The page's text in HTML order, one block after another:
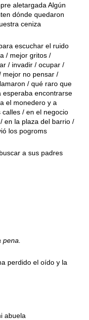
aletargada Algún
dónde quedaron
ceniza
escuchar el ruido
/ mejor gritos /
/ invadir / ocupar /
mejor no pensar /
/ qué raro que
esperaba encontrarse
el monedero y a
/ en el negocio
en la plaza del barrio /
los pogroms
a sus padres
perdido el oído y la
abuela